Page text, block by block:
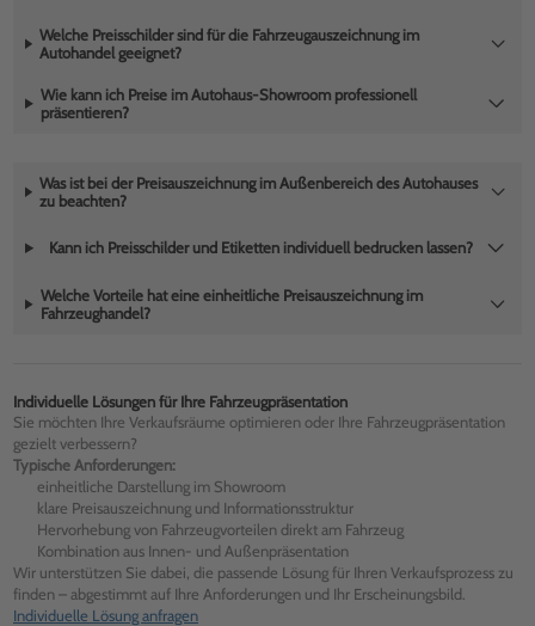
Welche Preisschilder sind für die Fahrzeugauszeichnung im
Autohandel geeignet?
Wie kann ich Preise im Autohaus-Showroom professionell
präsentieren?
Was ist bei der Preisauszeichnung im Außenbereich des Autohauses
zu beachten?
Kann ich Preisschilder und Etiketten individuell bedrucken lassen?
Welche Vorteile hat eine einheitliche Preisauszeichnung im
Fahrzeughandel?
Individuelle Lösungen für Ihre Fahrzeugpräsentation
Sie möchten Ihre Verkaufsräume optimieren oder Ihre Fahrzeugpräsentation
gezielt verbessern?
Typische Anforderungen:
einheitliche Darstellung im Showroom
klare Preisauszeichnung und Informationsstruktur
Hervorhebung von Fahrzeugvorteilen direkt am Fahrzeug
Kombination aus Innen- und Außenpräsentation
Wir unterstützen Sie dabei, die passende Lösung für Ihren Verkaufsprozess zu
finden – abgestimmt auf Ihre Anforderungen und Ihr Erscheinungsbild.
Individuelle Lösung anfragen